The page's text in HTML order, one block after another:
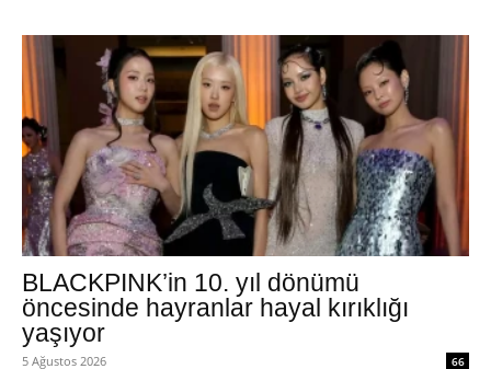
BLACKPINK’in 10. yıl dönümü
öncesinde hayranlar hayal kırıklığı
yaşıyor
5 Ağustos 2026 66